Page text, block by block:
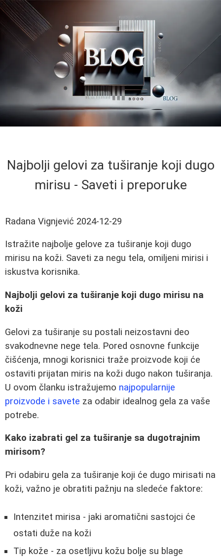
Najbolji gelovi za tuširanje koji dugo
mirisu - Saveti i preporuke
Radana Vignjević 2024-12-29
Istražite najbolje gelove za tuširanje koji dugo
mirisu na koži. Saveti za negu tela, omiljeni mirisi i
iskustva korisnika.
Najbolji gelovi za tuširanje koji dugo mirisu na
koži
Gelovi za tuširanje su postali neizostavni deo
svakodnevne nege tela. Pored osnovne funkcije
čišćenja, mnogi korisnici traže proizvode koji će
ostaviti prijatan miris na koži dugo nakon tuširanja.
U ovom članku istražujemo najpopularnije
proizvode i savete za odabir idealnog gela za vaše
potrebe.
Kako izabrati gel za tuširanje sa dugotrajnim
mirisom?
Pri odabiru gela za tuširanje koji će dugo mirisati na
koži, važno je obratiti pažnju na sledeće faktore:
Intenzitet mirisa - jaki aromatični sastojci će
ostati duže na koži
Tip kože - za osetljivu kožu bolje su blage